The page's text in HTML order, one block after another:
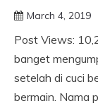
March 4, 2019
Post Views:
banget
setelah di cuci
bermain. Nama